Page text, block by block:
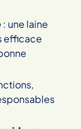
: une laine
efficace